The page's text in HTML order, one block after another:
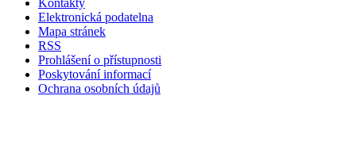
Elektronická podatelna
Mapa stránek
RSS
Prohlášení o přístupnosti
Poskytování informací
Ochrana osobních údajů